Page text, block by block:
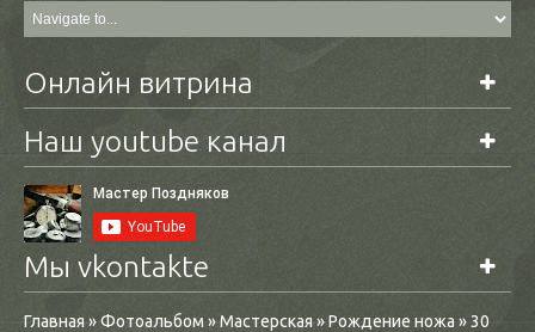
Онлайн витрина
Наш youtube канал
Мы vkontakte
Главная»Фотоальбом »Мастерская»Рождение ножа» 30